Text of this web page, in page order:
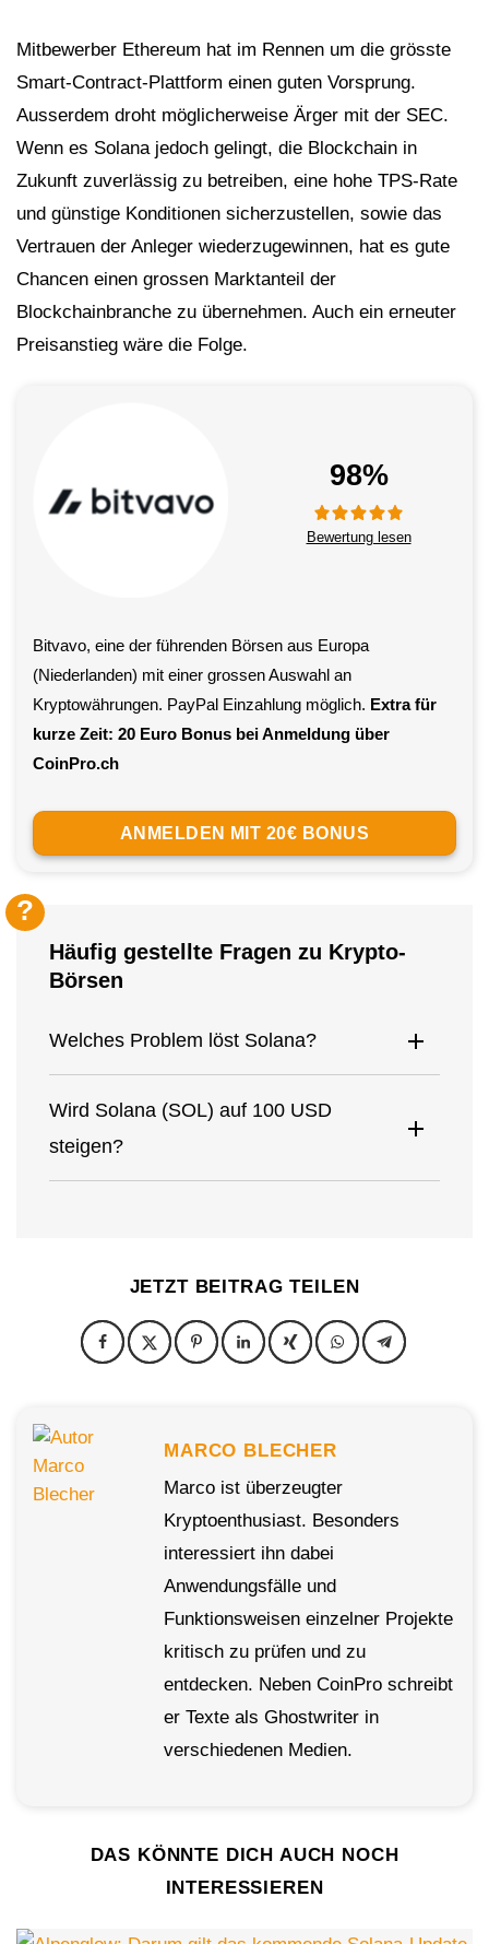
Mitbewerber Ethereum hat im Rennen um die grösste
Smart-Contract-Plattform einen guten Vorsprung.
Ausserdem droht möglicherweise Ärger mit der SEC.
Wenn es Solana jedoch gelingt, die Blockchain in
Zukunft zuverlässig zu betreiben, eine hohe TPS-Rate
und günstige Konditionen sicherzustellen, sowie das
Vertrauen der Anleger wiederzugewinnen, hat es gute
Chancen einen grossen Marktanteil der
Blockchainbranche zu übernehmen. Auch ein erneuter
Preisanstieg wäre die Folge.
Bitvavo, eine der führenden Börsen aus Europa
(Niederlanden) mit einer grossen Auswahl an
Kryptowährungen. PayPal Einzahlung möglich. Extra für
kurze Zeit: 20 Euro Bonus bei Anmeldung über
CoinPro.ch
98%
Bewertung lesen
ANMELDEN MIT 20€ BONUS
Häufig gestellte Fragen zu Krypto-
Börsen
Welches Problem löst Solana?
Wird Solana (SOL) auf 100 USD
steigen?
JETZT BEITRAG TEILEN
MARCO BLECHER
Marco ist überzeugter
Kryptoenthusiast. Besonders
interessiert ihn dabei
Anwendungsfälle und
Funktionsweisen einzelner Projekte
kritisch zu prüfen und zu
entdecken. Neben CoinPro schreibt
er Texte als Ghostwriter in
verschiedenen Medien.
DAS KÖNNTE DICH AUCH NOCH
INTERESSIEREN